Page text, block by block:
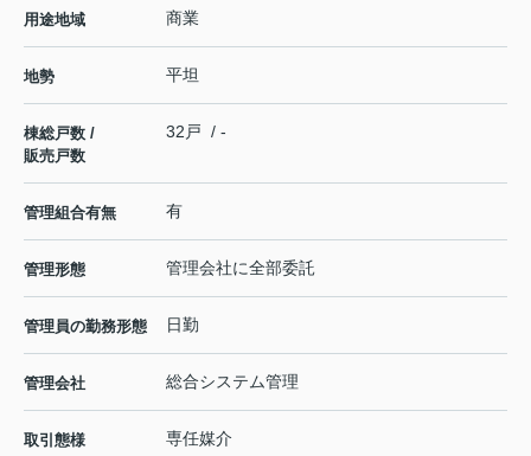
用途地域 商業
地勢 平坦
棟総戸数 /
販売戸数
32戸 / -
管理組合有無 有
管理形態 管理会社に全部委託
管理員の勤務形態 日勤
管理会社 総合システム管理
取引態様 専任媒介